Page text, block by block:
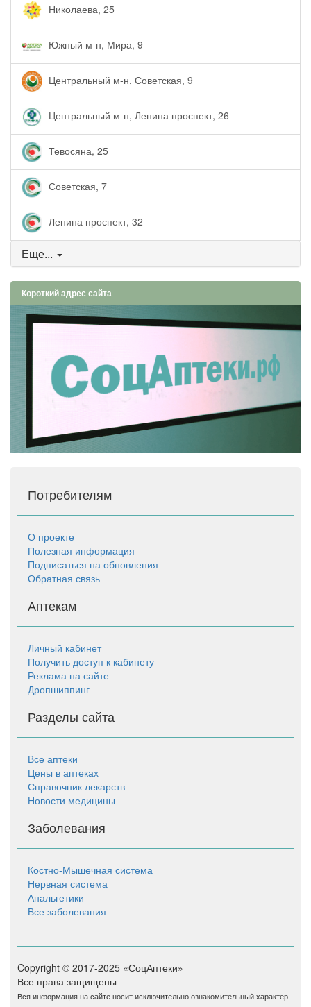
Николаева, 25
Южный м-н, Мира, 9
Центральный м-н, Советская, 9
Центральный м-н, Ленина проспект, 26
Тевосяна, 25
Советская, 7
Ленина проспект, 32
Еще...
Короткий адрес сайта
Потребителям
О проекте
Полезная информация
Подписаться на обновления
Обратная связь
Аптекам
Личный кабинет
Получить доступ к кабинету
Реклама на сайте
Дропшиппинг
Разделы сайта
Все аптеки
Цены в аптеках
Справочник лекарств
Новости медицины
Заболевания
Костно-Мышечная система
Нервная система
Анальгетики
Все заболевания
Copyright © 2017-2025 «СоцАптеки»
Все права защищены
Вся информация на сайте носит исключительно ознакомительный характер